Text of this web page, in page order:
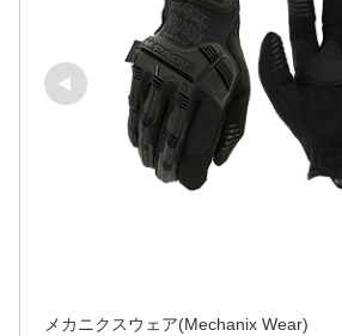
メカニクスウェア(Mechanix Wear)